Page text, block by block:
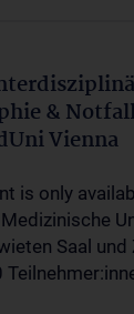
&
Vienna
is only
Saal